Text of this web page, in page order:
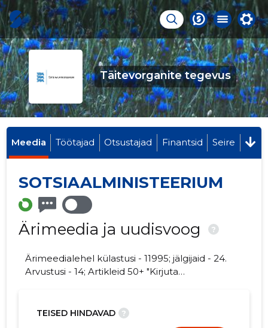
Täitevorganite tegevus
Meedia Töötajad Otsustajad Finantsid Seire
SOTSIAALMINISTEERIUM
Ärimeedia ja uudisvoog ?
Ärimeedialehel külastusi - 11995; jälgijaid - 24.
Arvustusi - 14; Artikleid 50+ "Kirjuta
TEISED HINDAVAD ?